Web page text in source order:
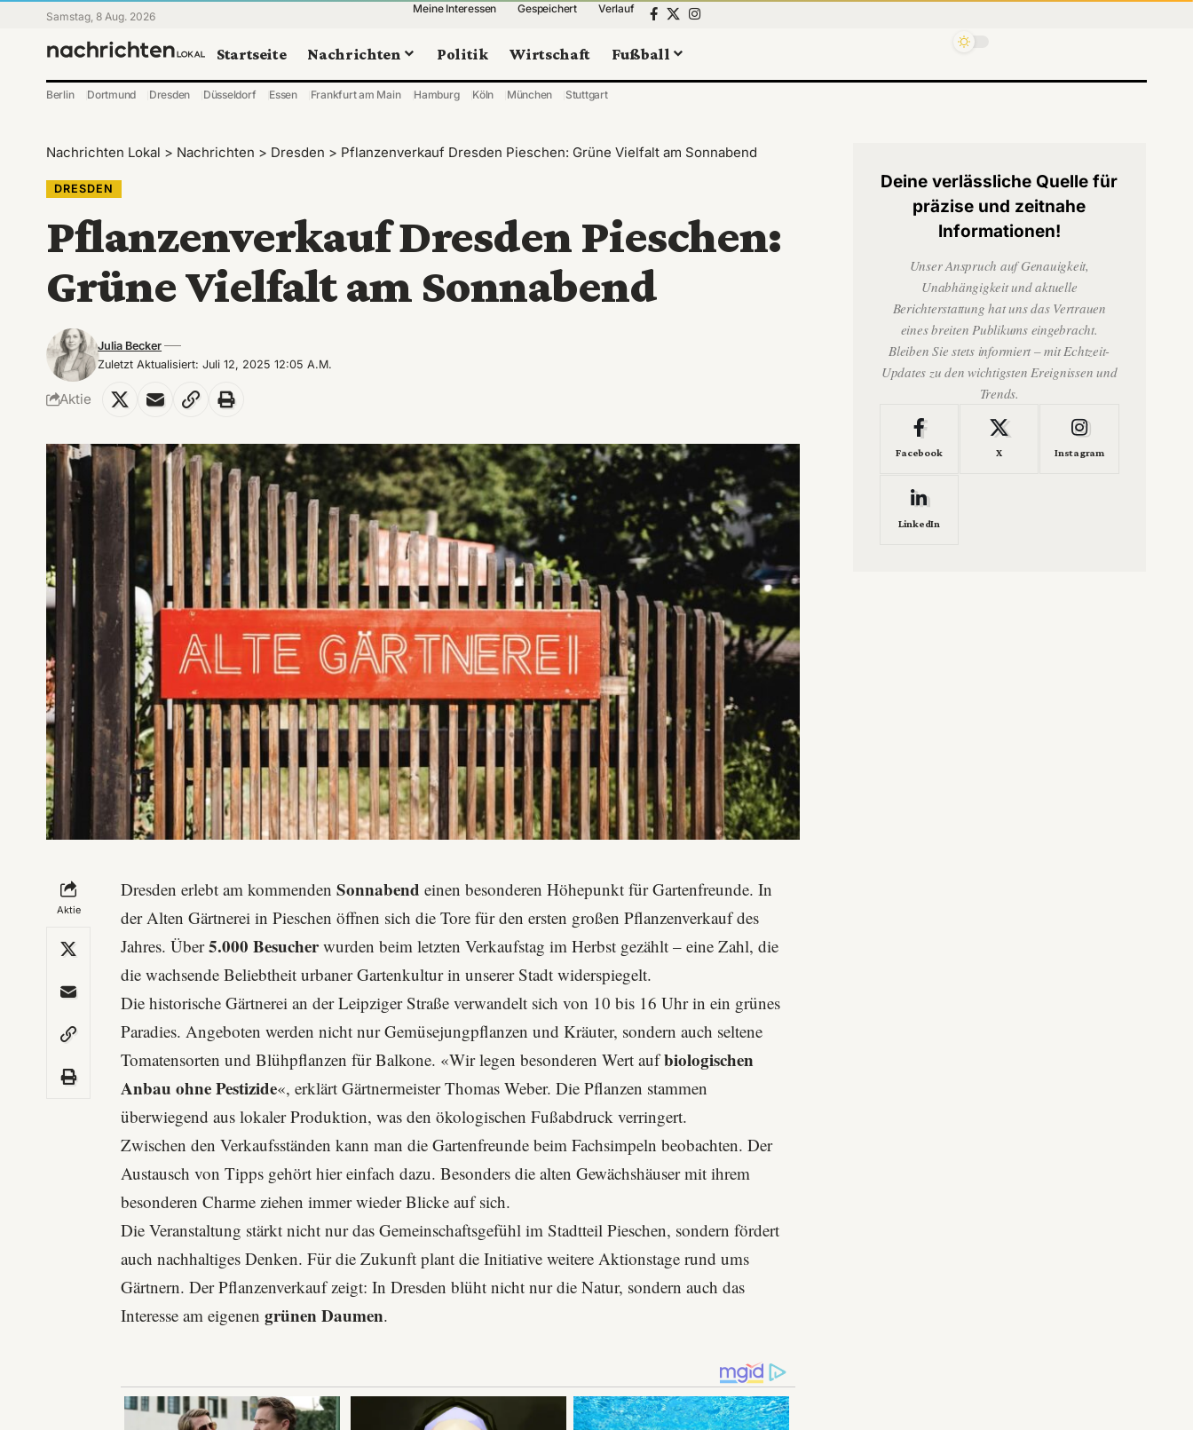
Samstag, 8 Aug. 2026
Meine Interessen Gespeichert Verlauf
Startseite Nachrichten Politik Wirtschaft Fußball
Berlin Dortmund Dresden Düsseldorf Essen Frankfurt am Main Hamburg Köln München Stuttgart
Nachrichten Lokal > Nachrichten > Dresden > Pflanzenverkauf Dresden Pieschen: Grüne Vielfalt am Sonnabend
DRESDEN
Pflanzenverkauf Dresden Pieschen:
Grüne Vielfalt am Sonnabend
Zuletzt Aktualisiert: Juli 12, 2025 12:05 A.m.
Julia Becker
Aktie
Aktie
Dresden erlebt am kommendenSonnabend einen besonderen Höhepunkt für Gartenfreunde. In
der Alten Gärtnerei in Pieschen öffnen sich die Tore für den ersten großen Pflanzenverkauf des
Jahres. Über5.000 Besucherwurden beim letzten Verkaufstag im Herbst gezählt – eine Zahl, die
die wachsende Beliebtheit urbaner Gartenkultur in unserer Stadt widerspiegelt.
Die historische Gärtnerei an derLeipziger Straße verwandelt sich von 10 bis 16 Uhr in ein grünes
Paradies. Angeboten werden nicht nur Gemüsejungpflanzen und Kräuter, sondern auch seltene
Tomatensorten und Blühpflanzen für Balkone. «Wir legen besonderen Wert aufbiologischen
Anbau ohne Pestizide«, erklärt Gärtnermeister Thomas Weber. Die Pflanzen stammen
überwiegend aus lokaler Produktion, was den ökologischen Fußabdruck verringert.
Zwischen den Verkaufsständen kann man die Gartenfreunde beim Fachsimpeln beobachten. Der
Austausch von Tipps gehört hier einfach dazu. Besonders die alten Gewächshäuser mit ihrem
besonderen Charme ziehen immer wieder Blicke auf sich.
Die Veranstaltung stärkt nicht nur das Gemeinschaftsgefühl im StadtteilPieschen, sondern fördert
auch nachhaltiges Denken. Für die Zukunft plant die Initiative weitere Aktionstage rund ums
Gärtnern. Der Pflanzenverkauf zeigt: In Dresden blüht nicht nur die Natur, sondern auch das
Interesse am eigenengrünen Daumen.
Deine verlässliche Quelle für
präzise und zeitnahe
Informationen!
Unser Anspruch auf Genauigkeit,
Unabhängigkeit und aktuelle
Berichterstattung hat uns das Vertrauen
eines breiten Publikums eingebracht.
Bleiben Sie stets informiert – mit Echtzeit-
Updates zu den wichtigsten Ereignissen und
Trends.
Facebook X Instagram
LinkedIn